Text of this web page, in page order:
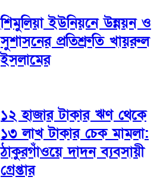
শিমুলিয়া ইউনিয়নে উন্নয়ন ও
সুশাসনের প্রতিশ্রুতি খায়রুল
ইসলামের
১২ হাজার টাকার ঋণ থেকে
১৩ লাখ টাকার চেক মামলা:
ঠাকুরগাঁওয়ে দাদন ব্যবসায়ী
গ্রেপ্তার